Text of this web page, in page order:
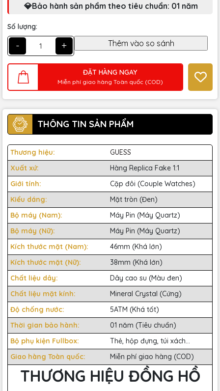
💎Bảo hành sản phẩm theo tiêu chuẩn: 01 năm
Số lượng:
- +
ĐẶT HÀNG NGAY
Miễn phí giao hàng Toàn quốc (COD)
THÔNG TIN SẢN PHẨM
Thương hiệu:
GUESS
Xuất xứ:
Hàng Replica Fake 1:1
Giới tính:
Cặp đôi (Couple Watches)
Kiểu dáng:
Mặt tròn (Đen)
Bộ máy (Nam):
Máy Pin (Máy Quartz)
Bộ máy (Nữ):
Máy Pin (Máy Quartz)
Kích thước mặt (Nam):
46mm (Khá lớn)
Kích thước mặt (Nữ):
38mm (Khá lớn)
Chất liệu dây:
Dây cao su (Màu đen)
Chất liệu mặt kính:
Mineral Crystal (Cứng)
Độ chống nước:
5ATM (Khá tốt)
Thời gian bảo hành:
01 năm (Tiêu chuẩn)
Bộ phụ kiện Fullbox:
Thẻ, hộp đựng, túi xách...
Giao hàng Toàn quốc:
Miễn phí giao hàng (COD)
THƯƠNG HIỆU ĐỒNG HỒ